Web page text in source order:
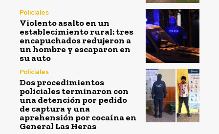
Policiales
Violento asalto en un
establecimiento rural: tres
encapuchados redujeron a
un hombre y escaparon en
su auto
Policiales
Dos procedimientos
policiales terminaron con
una detención por pedido
de captura y una
aprehensión por cocaína en
General Las Heras